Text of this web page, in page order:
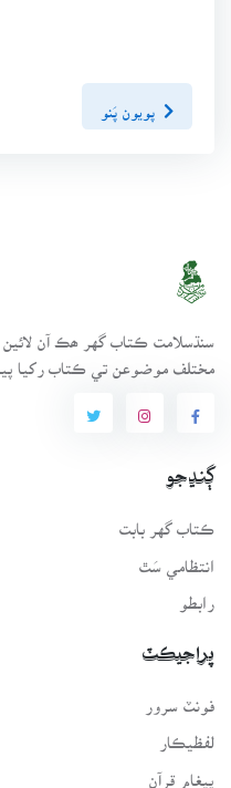
پويون پَنو
مختلف موضوعن تي ڪتاب رکيا
ڳنڍجو
ڪتاب گهر بابت
انتظامي سَٿ
رابطو
پراجيڪٽ
لفظيڪار
پيغامِ قرآن